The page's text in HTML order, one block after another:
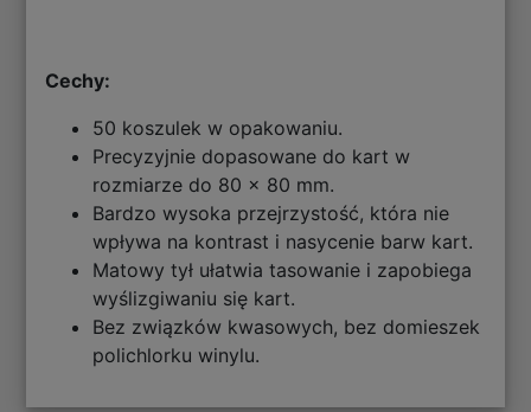
Cechy:
50 koszulek w opakowaniu.
Precyzyjnie dopasowane do kart w
rozmiarze do 80 x 80 mm.
Bardzo wysoka przejrzystość, która nie
wpływa na kontrast i nasycenie barw kart.
Matowy tył ułatwia tasowanie i zapobiega
wyślizgiwaniu się kart.
Bez związków kwasowych, bez domieszek
polichlorku winylu.